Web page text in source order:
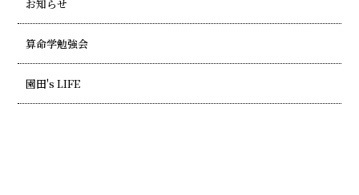
お知らせ
算命学勉強会
園田's LIFE